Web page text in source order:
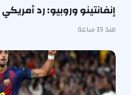
إنفانتينو وروبيو: رد
منذ 15 ساعة